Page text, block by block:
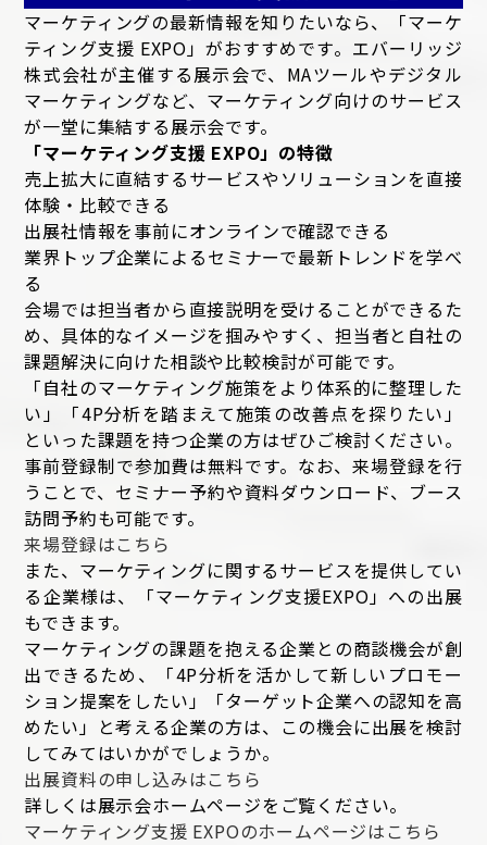
マーケティングの最新情報を知りたいなら、「マーケ
ティング支援 EXPO」がおすすめです。エバーリッジ
株式会社が主催する展示会で、MAツールやデジタル
マーケティングなど、マーケティング向けのサービス
が一堂に集結する展示会です。
「マーケティング支援 EXPO」の特徴
売上拡大に直結するサービスやソリューションを直接
体験・比較できる
出展社情報を事前にオンラインで確認できる
業界トップ企業によるセミナーで最新トレンドを学べ
る
会場では担当者から直接説明を受けることができるた
め、具体的なイメージを掴みやすく、担当者と自社の
課題解決に向けた相談や比較検討が可能です。
「自社のマーケティング施策をより体系的に整理した
い」「4P分析を踏まえて施策の改善点を探りたい」
といった課題を持つ企業の方はぜひご検討ください。
事前登録制で参加費は無料です。なお、来場登録を行
うことで、セミナー予約や資料ダウンロード、ブース
訪問予約も可能です。
来場登録はこちら
また、マーケティングに関するサービスを提供してい
る企業様は、「マーケティング支援EXPO」への出展
もできます。
マーケティングの課題を抱える企業との商談機会が創
出できるため、「4P分析を活かして新しいプロモー
ション提案をしたい」「ターゲット企業への認知を高
めたい」と考える企業の方は、この機会に出展を検討
してみてはいかがでしょうか。
出展資料の申し込みはこちら
詳しくは展示会ホームページをご覧ください。
マーケティング支援 EXPOのホームページはこちら